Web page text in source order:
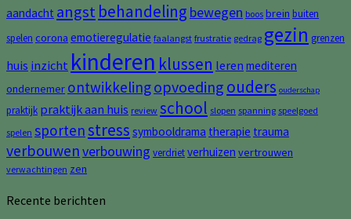
aandacht angst behandeling bewegen boos brein buiten
spelen corona emotieregulatie faalangst frustratie gedrag gezin grenzen
huis inzicht kinderen klussen leren mediteren
ondernemer ontwikkelingopvoeding ouders ouderschap
praktijk praktijk aan huis review school slopen spanning speelgoed
spelen sportenstress symbooldrama therapie trauma
verbouwenverbouwing verdrietverhuizen vertrouwen
verwachtingen zen
Recente berichten